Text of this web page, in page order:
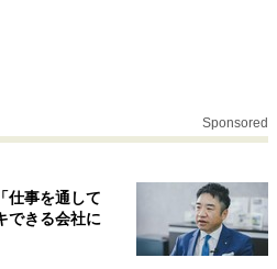
Sponsored
仕事を通して
できる会社に